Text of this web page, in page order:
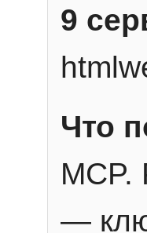
9
Что
MCP.
—